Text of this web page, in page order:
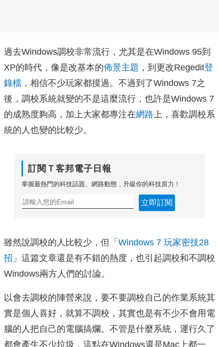
過去Windows調校非常流行，尤其是在Windows 95到
XP的時代，像是改基本的佈景主題 ，到更改Regedit登
錄檔 ，相信不少玩家都摸過。不過到了Windows 7之
後，調校系統就變的不是這麼流行，也許是Windows 7
的成熟度夠高，加上大家都專注在網路 上，喜歡調校系
統的人也變的比較少。
訂閱Ｔ客邦電子日報
掌握最熱門的科技話題、網路動態，升級你的科技原力！
立即訂閱
雖然說調校的人比較少，但「 Windows 7 玩家密技28
招 」這篇文章還是有不錯的熱度，也引起調校和不調校
Windows兩方人們的討論。
以會去調校的陣營來說，要不要調校自己的作業系統其
實是個人喜好，就算不調校，其實也是有不少不會用電
腦的人把自己的電腦搞爛。不管是什麼系統，運行久了
都會產生不少垃圾，這點在Windows還是Mac上都一